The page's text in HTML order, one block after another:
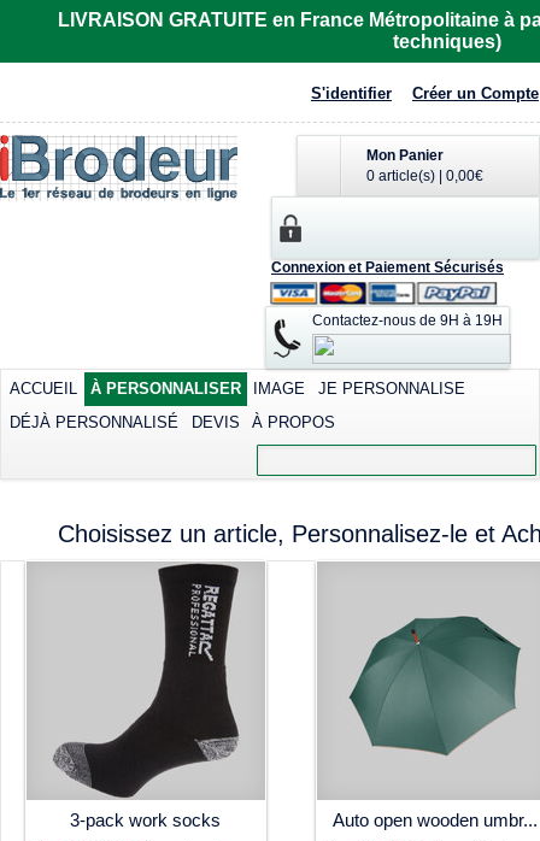
LIVRAISON GRATUITE en France Métropolitaine à
techniques)
S'identifier Créer un Compte
Mon Panier
0 article(s)
0,00€
Connexion et Paiement Sécurisés
Contactez-nous de 9H à 19H
ACCUEIL À PERSONNALISER IMAGE
JE PERSONNALISE
DÉJÀ PERSONNALISÉ
DEVIS À PROPOS
Choisissez un article, Personnalisez-le et
3-pack work socks
Auto open wooden umbr...